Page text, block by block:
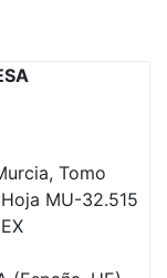
Tomo
MU-32.515